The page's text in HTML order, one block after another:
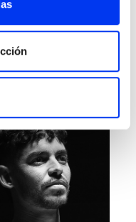
conquista a
en cada partido.
versión en la pista.